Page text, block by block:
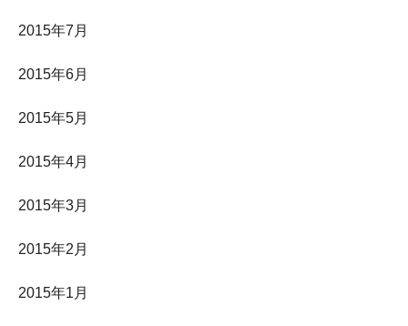
2015年7月
2015年6月
2015年5月
2015年4月
2015年3月
2015年2月
2015年1月